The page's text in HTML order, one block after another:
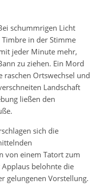
schummrigen Licht
in der Stimme
jeder Minute mehr,
zu ziehen. Ein Mord
Ortswechsel und
Landschaft
ließen den
sich die
von einem Tatort zum
belohnte die
gelungenen Vorstellung.